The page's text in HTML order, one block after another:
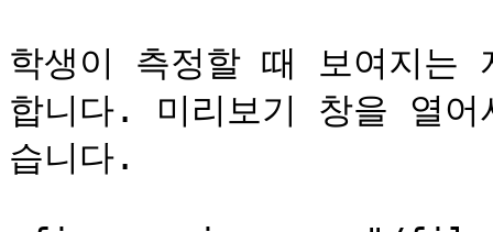
학생이 측정할 때 보여지는
합니다. 미리보기 창을 열
습니다.